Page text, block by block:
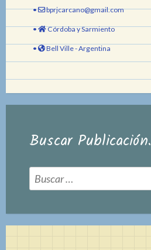
• bprjcarcano@gmail.com
• Córdoba y Sarmiento
• Bell Ville - Argentina
Buscar Publicación.
Buscar: